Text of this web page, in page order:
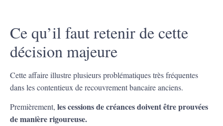
Ce qu’il faut retenir de cette
décision majeure
Cette affaire illustre plusieurs problématiques très fréquentes
dans les contentieux de recouvrement bancaire anciens.
Premièrement, les cessions de créances doivent être prouvées
de manière rigoureuse.